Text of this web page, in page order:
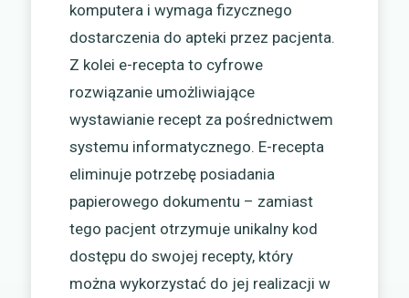
komputera i wymaga fizycznego
dostarczenia do apteki przez pacjenta.
Z kolei e-recepta to cyfrowe
rozwiązanie umożliwiające
wystawianie recept za pośrednictwem
systemu informatycznego. E-recepta
eliminuje potrzebę posiadania
papierowego dokumentu – zamiast
tego pacjent otrzymuje unikalny kod
dostępu do swojej recepty, który
można wykorzystać do jej realizacji w